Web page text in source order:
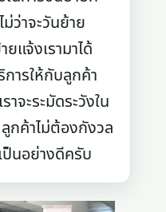
ม่ว่าจะวันย้าย
ยแจ้งเรามาได้
การให้กับลูกค้า
จะระมัดระวังใน
กค้าไม่ต้องกังวล
ป็นอย่างดีครับ